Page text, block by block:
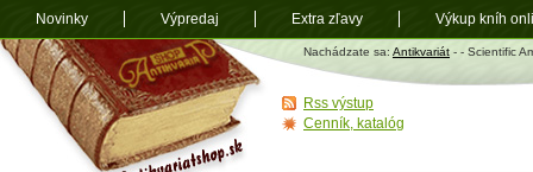
Antikvariát
shop.sk
Nachádzate sa: Antikvariát - - Scientific
Rss výstup
Cenník, katalóg
Novinky Výpredaj Extra zľavy Výkup kníh